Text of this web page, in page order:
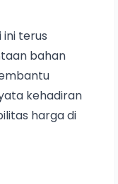
terus
bahan
kehadiran
harga di